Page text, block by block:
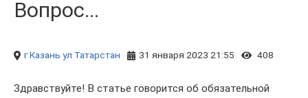
Вопрос...
г Казань ул Татарстан 31 января 2023 21:55 408
Здравствуйте! В статье говорится об обязательной